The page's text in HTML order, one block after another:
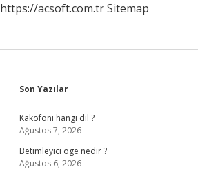
https://acsoft.com.trSitemap
Sidebar
Son Yazılar
Kakofoni hangi dil ?
Ağustos 7, 2026
Betimleyici öge nedir ?
Ağustos 6, 2026